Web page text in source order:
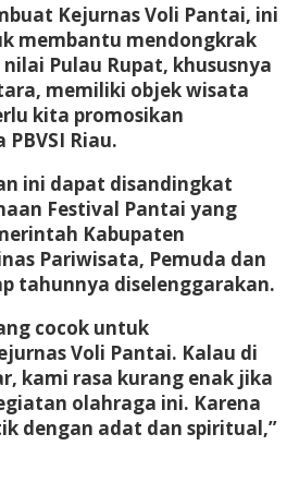
Kejurnas Voli Pantai, ini
membantu mendongkrak
Pulau Rupat, khususnya
memiliki objek wisata
kita promosikan
Riau.
ini dapat disandingkat
Festival Pantai yang
Kabupaten
Pariwisata, Pemuda dan
tahunnya diselenggarakan.
cocok untuk
Voli Pantai. Kalau di
kami rasa kurang enak jika
olahraga ini. Karena
dengan adat dan spiritual,”